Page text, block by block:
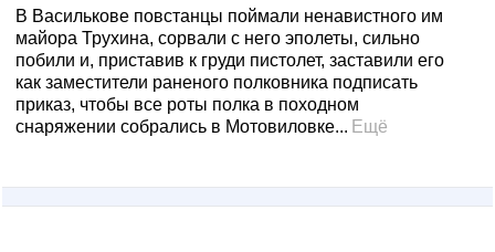
В Василькове повстанцы поймали ненавистного им
майора Трухина, сорвали с него эполеты, сильно
побили и, приставив к груди пистолет, заставили его
как заместители раненого полковника подписать
приказ, чтобы все роты полка в походном
снаряжении собрались в Мотовиловке... Ещё